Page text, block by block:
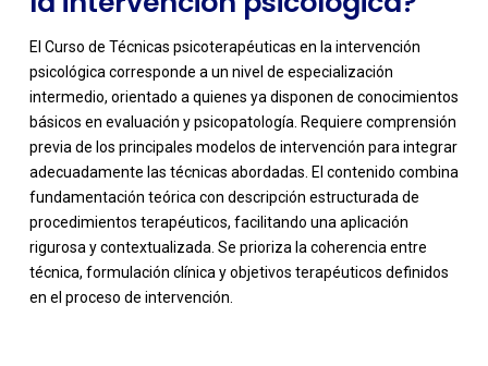
El Curso de Técnicas psicoterapéuticas en la intervención
psicológica corresponde a un nivel de especialización
intermedio, orientado a quienes ya disponen de conocimientos
básicos en evaluación y psicopatología. Requiere comprensión
previa de los principales modelos de intervención para integrar
adecuadamente las técnicas abordadas. El contenido combina
fundamentación teórica con descripción estructurada de
procedimientos terapéuticos, facilitando una aplicación
rigurosa y contextualizada. Se prioriza la coherencia entre
técnica, formulación clínica y objetivos terapéuticos definidos
en el proceso de intervención.
-